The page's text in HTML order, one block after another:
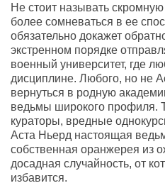
Не стоит называть
более сомневаться в ее
обязательно докажет
экстренном порядке
военный университет, где
дисциплине. Любого, но не
вернуться в родную
ведьмы широкого профиля.
кураторы, вредные
Аста Ньерд настоящая
собственная оранжерея из
досадная случайность, от
избавится.